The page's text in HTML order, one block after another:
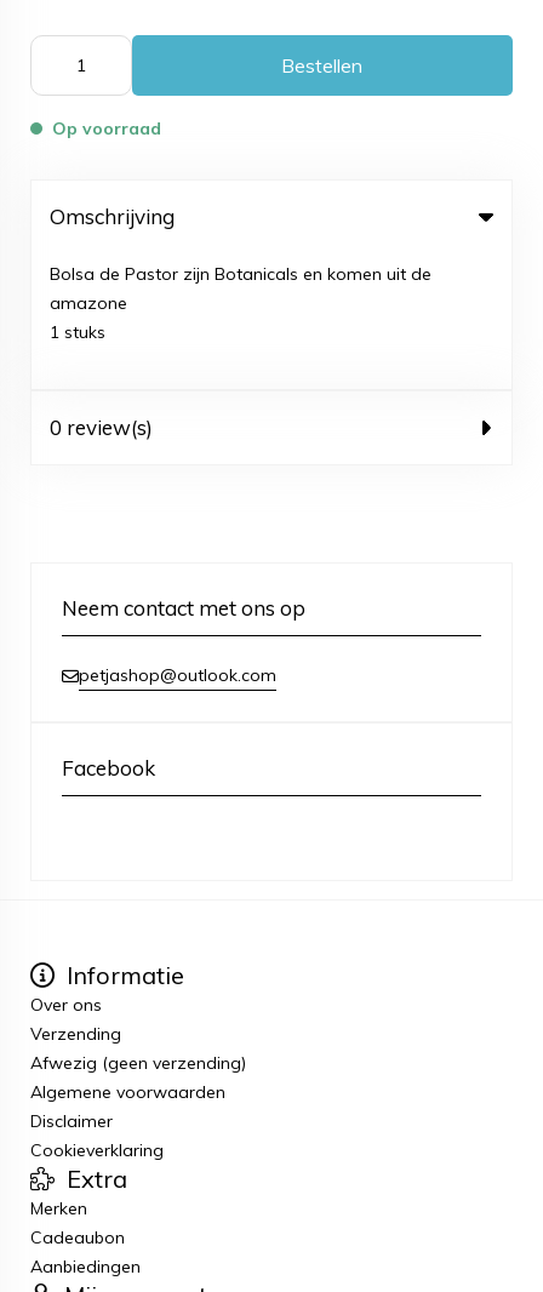
Bestellen
Op voorraad
Omschrijving
Bolsa de Pastor zijn Botanicals en komen uit de
amazone
1 stuks
0 review(s)
Neem contact met ons op
petjashop@outlook.com
Facebook
Informatie
Over ons
Verzending
Afwezig (geen verzending)
Algemene voorwaarden
Disclaimer
Cookieverklaring
Extra
Merken
Cadeaubon
Aanbiedingen